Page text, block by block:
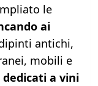
le
ai
antichi,
mobili e
a vini